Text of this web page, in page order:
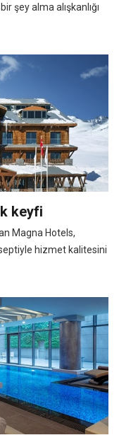
şey alma alışkanlığı
keyfi
Magna Hotels,
hizmet kalitesini